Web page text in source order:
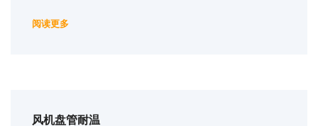
阅读更多
风机盘管耐温